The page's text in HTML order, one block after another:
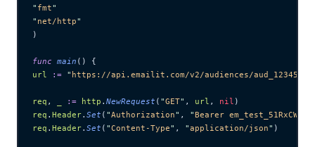
" fmt"
" net/http"
)
func main () {
url
:= " https://api.emailit.com/v2/audiences/
req , := http . NewRequest ( "GET" , url , nil )
req . Header. Set ( "Authorization" , "Bearer
req . Header. Set ( "Content-Type" , "application/json" )